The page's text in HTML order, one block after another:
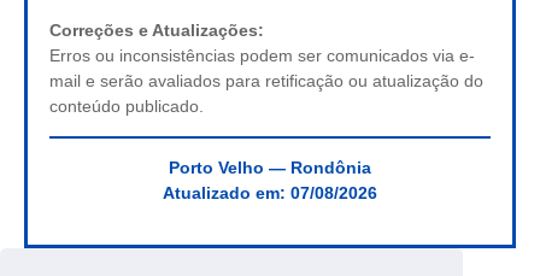
Correções e Atualizações:
Erros ou inconsistências podem ser comunicados via e-
mail e serão avaliados para retificação ou atualização do
conteúdo publicado.
Porto Velho — Rondônia
Atualizado em: 07/08/2026